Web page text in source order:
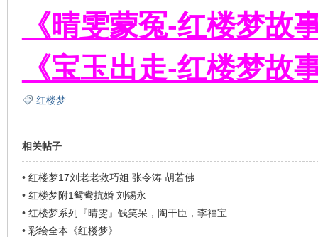
《晴雯蒙冤-红楼梦故
《宝玉出走-红楼梦故
红楼梦
相关帖子
• 红楼梦17刘老老救巧姐 张令涛 胡若佛
• 红楼梦附1鸳鸯抗婚 刘锡永
• 红楼梦系列『晴雯』钱笑呆，陶干臣，李福宝
• 彩绘全本《红楼梦》